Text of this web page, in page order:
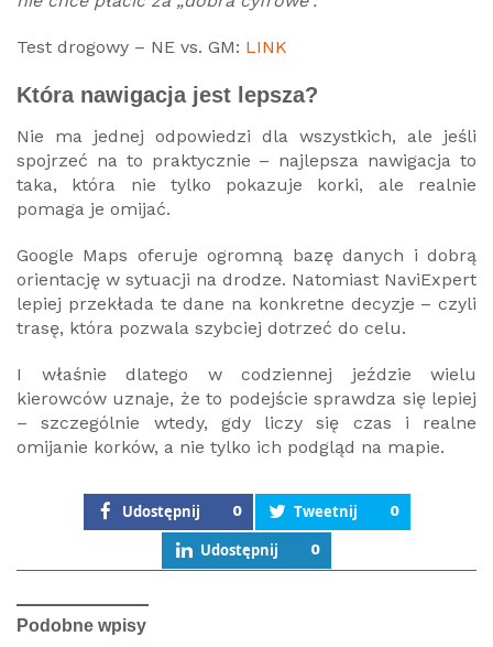
Test drogowy – NE vs. GM: LINK
Która nawigacja jest lepsza?
Nie ma jednej odpowiedzi dla wszystkich, ale jeśli
spojrzeć na to praktycznie – najlepsza nawigacja to
taka, która nie tylko pokazuje korki, ale realnie
pomaga je omijać.
Google Maps oferuje ogromną bazę danych i dobrą
orientację w sytuacji na drodze. Natomiast NaviExpert
lepiej przekłada te dane na konkretne decyzje – czyli
trasę, która pozwala szybciej dotrzeć do celu.
I właśnie dlatego w codziennej jeździe wielu
kierowców uznaje, że to podejście sprawdza się lepiej
– szczególnie wtedy, gdy liczy się czas i realne
omijanie korków, a nie tylko ich podgląd na mapie.
Udostępnij 0 Tweetnij 0
Udostępnij 0
Podobne wpisy